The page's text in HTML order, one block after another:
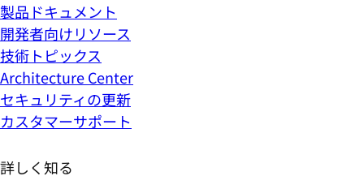
製品ドキュメント
開発者向けリソース
技術トピックス
Architecture Center
セキュリティの更新
カスタマーサポート
詳しく知る